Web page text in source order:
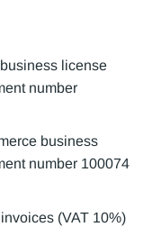
license
number
business
number 100074
(VAT 10%)